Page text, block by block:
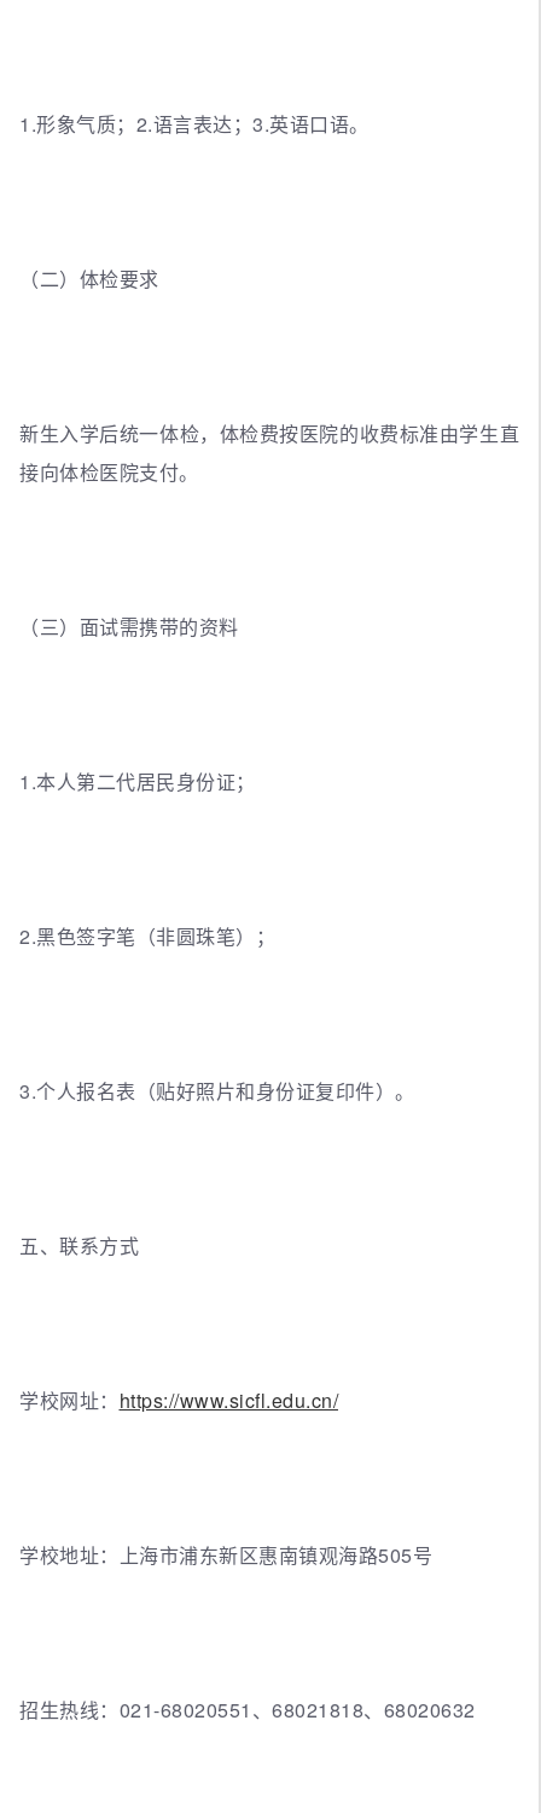
1.形象气质；2.语言表达；3.英语口语。
（二）体检要求
新生入学后统一体检，体检费按医院的收费标准由学生直
接向体检医院支付。
（三）面试需携带的资料
1.本人第二代居民身份证；
2.黑色签字笔（非圆珠笔）；
3.个人报名表（贴好照片和身份证复印件）。
五、联系方式
学校网址： https://www.sicfl.edu.cn/
学校地址：上海市浦东新区惠南镇观海路505号
招生热线：021-68020551、68021818、68020632